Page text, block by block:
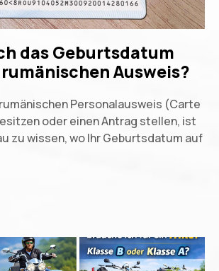
das Geburtsdatum
Ausweis?
Personalausweis (Carte
oder einen Antrag stellen, ist
zu wissen, wo Ihr Geburtsdatum auf